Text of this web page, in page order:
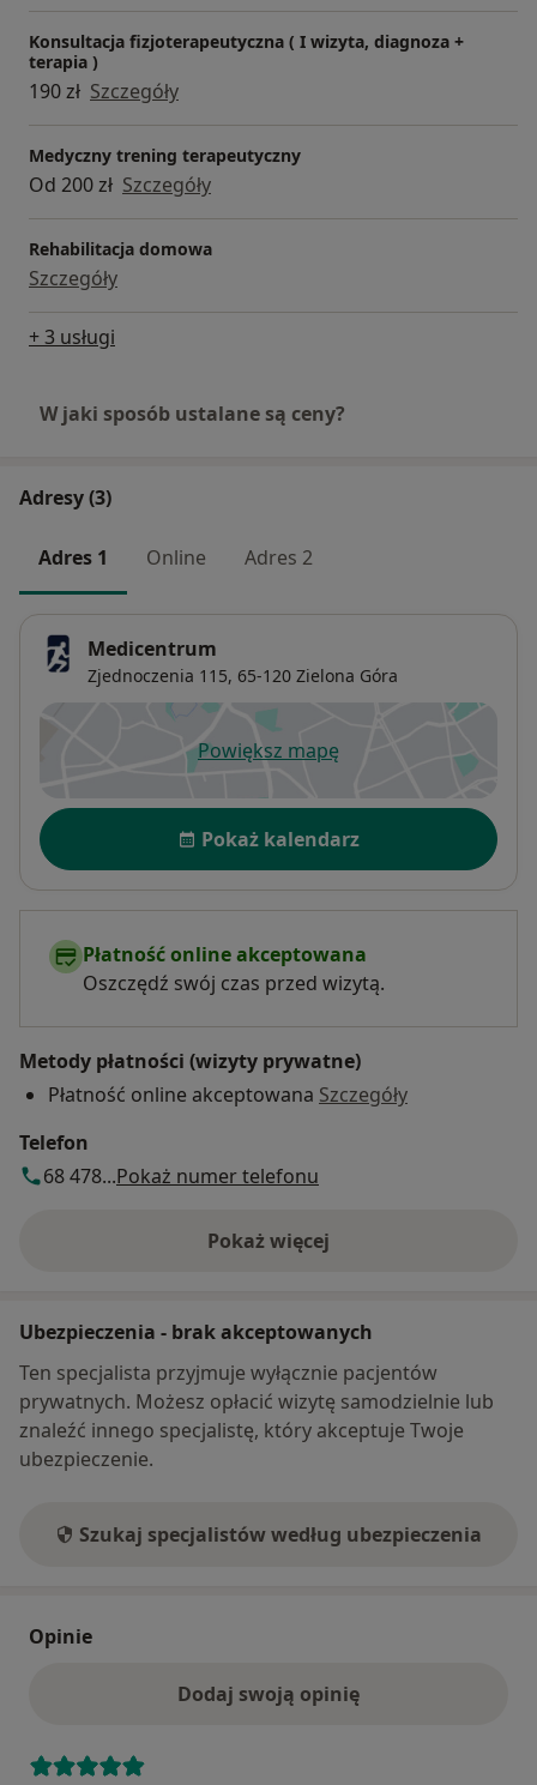
Konsultacja fizjoterapeutyczna ( I wizyta, diagnoza +
terapia )
190 zł Szczegóły
Medyczny trening terapeutyczny
Od 200 zł Szczegóły
Rehabilitacja domowa
Szczegóły
+ 3 usługi
W jaki sposób ustalane są ceny?
Adresy (3)
Adres 1 Online Adres 2
Medicentrum
Zjednoczenia 115, 65-120 Zielona Góra
Powiększ mapęotwiera się w nowej karcie
Dostępność
Pokaż kalendarz
Płatność online akceptowana
Oszczędź swój czas przed wizytą.
Metody płatności (wizyty prywatne)
Płatność online akceptowana Szczegóły
Telefon
68 478...Pokaż numer telefonu
Pokaż więcej
o adresie
Ubezpieczenia - brak akceptowanych
Ten specjalista przyjmuje wyłącznie pacjentów
prywatnych. Możesz opłacić wizytę samodzielnie lub
znaleźć innego specjalistę, który akceptuje Twoje
ubezpieczenie.
Szukaj specjalistów według ubezpieczenia
Opinie
Dodaj swoją opinię